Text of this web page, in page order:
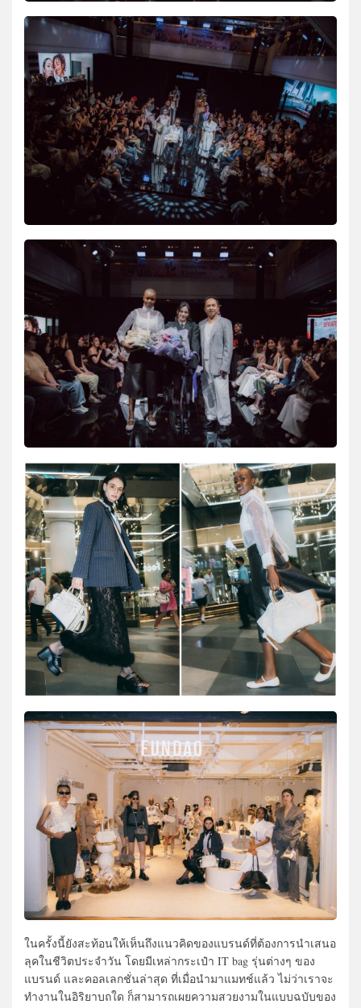
ในครั้งนี้ยังสะท้อนให้เห็นถึงแนวคิดของแบรนด์ที่ต้องการนำเสนอ
ลุคในชีวิตประจำวัน โดยมีเหล่ากระเป๋า IT bag รุ่นต่างๆ ของ
แบรนด์ และคอลเลกชั่นล่าสุด ที่เมื่อนำมาแมทช์แล้ว ไม่ว่าเราจะ
ทำงานในอิริยาบถใด ก็สามารถเผยความสวยงามในแบบฉบับของ